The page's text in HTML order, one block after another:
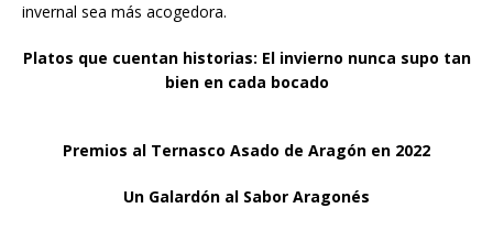
invernal sea más acogedora.
Platos que cuentan historias: El invierno nunca supo tan
bien en cada bocado
Premios al Ternasco Asado de Aragón en 2022
Un Galardón al Sabor Aragonés